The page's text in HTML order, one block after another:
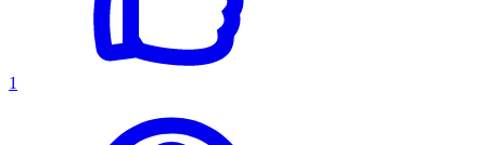
1